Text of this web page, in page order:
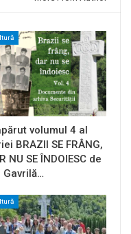
volumul 4 al
BRAZII SE FRÂNG,
NU SE ÎNDOIESC de
Gavrilă…